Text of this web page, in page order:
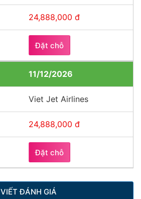
24,888,000 đ
Đặt chỗ
11/12/2026
Viet Jet Airlines
24,888,000 đ
Đặt chỗ
VIẾT ĐÁNH GIÁ